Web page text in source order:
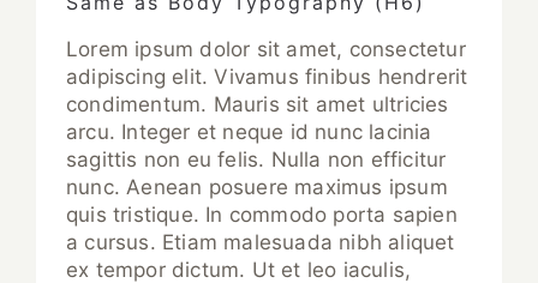
Lorem ipsum dolor sit amet, consectetur
adipiscing elit. Vivamus finibus hendrerit
condimentum. Mauris sit amet ultricies
arcu. Integer et neque id nunc lacinia
sagittis non eu felis. Nulla non efficitur
nunc. Aenean posuere maximus ipsum
quis tristique. In commodo porta sapien
a cursus. Etiam malesuada nibh aliquet
ex tempor dictum. Ut et leo iaculis,